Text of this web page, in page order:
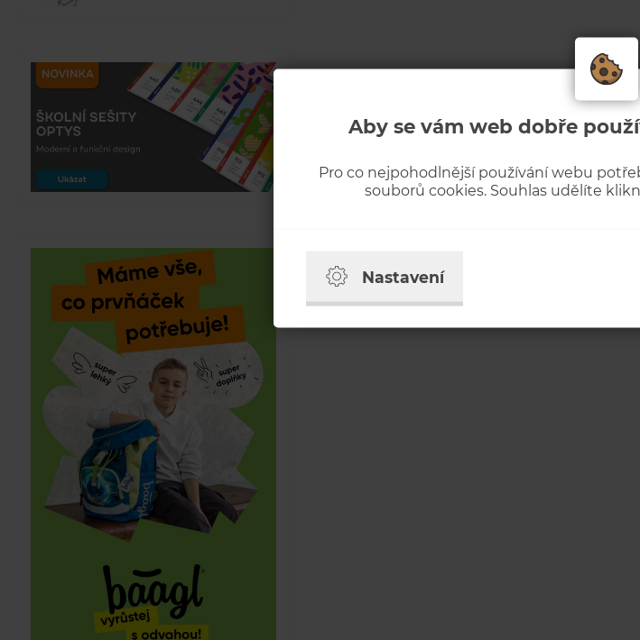
Aby se vám web dobře
Pro co nejpohodlnější používání webu
souborů cookies. Souhlas udělíte
Nastavení